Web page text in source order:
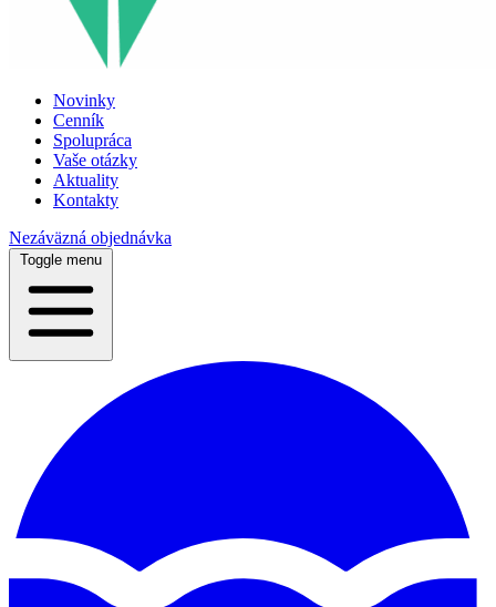
Novinky
Cenník
Spolupráca
Vaše otázky
Aktuality
Kontakty
Nezáväzná objednávka
Toggle menu